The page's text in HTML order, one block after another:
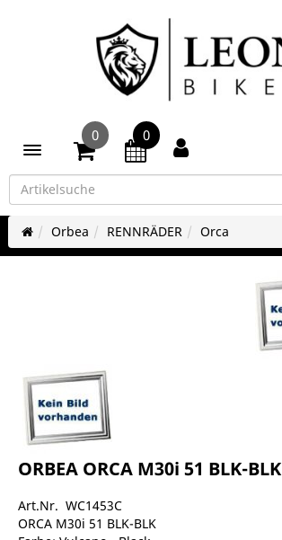
Toggle navigation
0 0
Orbea RENNRÄDER Orca
ORBEA ORCA M30i 51 BLK-BLK
Art.Nr. WC1453C
ORCA M30i 51 BLK-BLK